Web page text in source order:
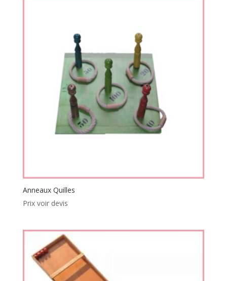
Anneaux Quilles
Prix voir devis